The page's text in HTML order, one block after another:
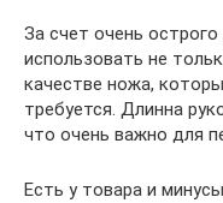
За счет очень
использовать не
качестве ножа,
требуется. Длинна
что очень важно для
Есть у товара и